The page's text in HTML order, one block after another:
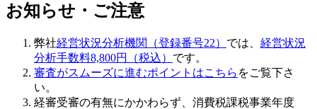
お知らせ・ご注意
弊社経営状況分析機関（登録番号22） では、 経営状況
分析手数料8,800円（税込） です。
審査がスムーズに進むポイントはこちら をご覧下さ
い。
経審受審の有無にかかわらず、 消費税課税事業年度